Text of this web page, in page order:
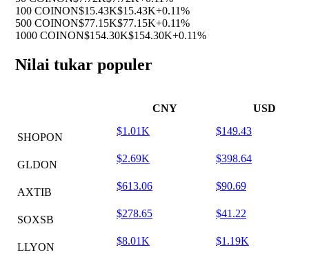
100 COINON$15.43K$15.43K+0.11%
500 COINON$77.15K$77.15K+0.11%
1000 COINON$154.30K$154.30K+0.11%
Nilai tukar populer
CNY USD
SHOPON
$1.01K $149.43
GLDON
$2.69K $398.64
AXTIB
$613.06 $90.69
SOXSB
$278.65 $41.22
LLYON
$8.01K $1.19K